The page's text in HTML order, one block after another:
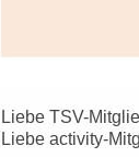
Liebe TSV-
Liebe activity-